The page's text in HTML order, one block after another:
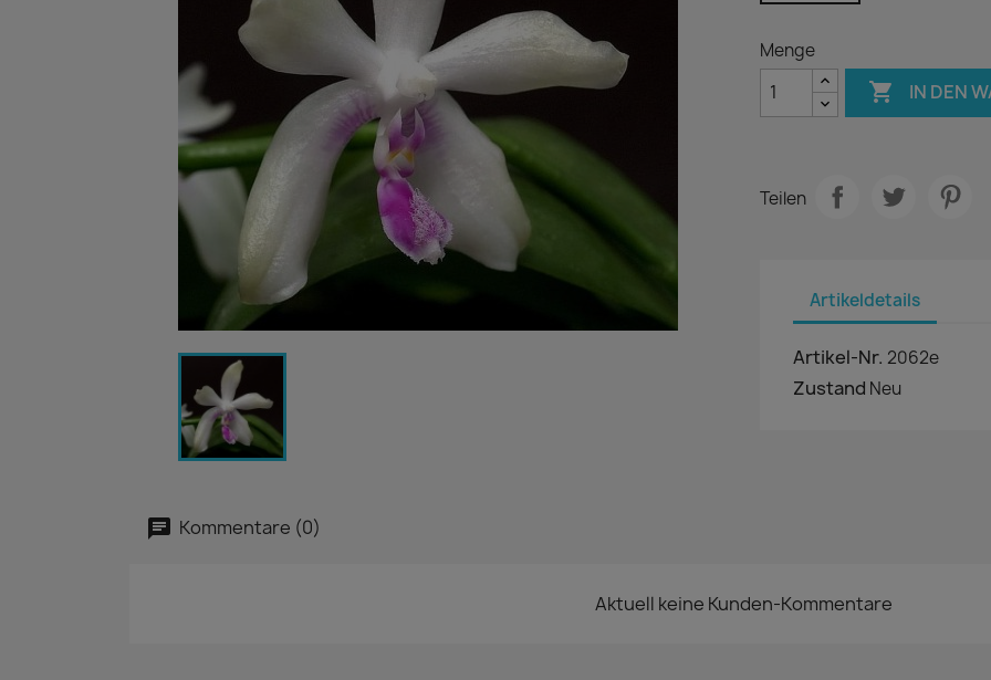
Menge
 IN DEN
Teilen
Artikeldetails
Artikel-Nr. 2062e
Zustand Neu
Kommentare (0)
Aktuell keine Kunden-Kommentare